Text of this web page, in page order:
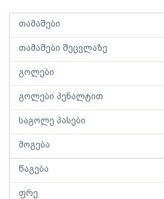
თამაშები
თამაშები შეცვლაზე
გოლები
გოლები პენალტით
საგოლე პასები
მოგება
წაგება
ფრე